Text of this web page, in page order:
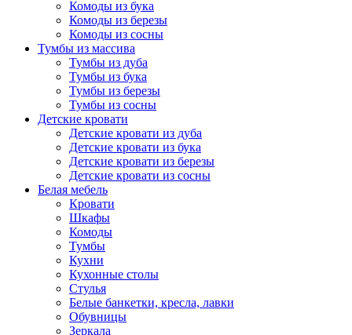
Комоды из бука
Комоды из березы
Комоды из сосны
Тумбы из массива
Тумбы из дуба
Тумбы из бука
Тумбы из березы
Тумбы из сосны
Детские кровати
Детские кровати из дуба
Детские кровати из бука
Детские кровати из березы
Детские кровати из сосны
Белая мебель
Кровати
Шкафы
Комоды
Тумбы
Кухни
Кухонные столы
Стулья
Белые банкетки, кресла, лавки
Обувницы
Зеркала